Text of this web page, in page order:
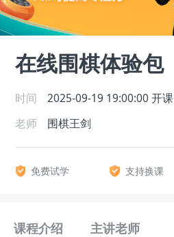
在线围棋体验包
时间 2025-09-19 19:00:00 开课
老师
围棋王剑
免费试学 支持换课
课程介绍 主讲老师